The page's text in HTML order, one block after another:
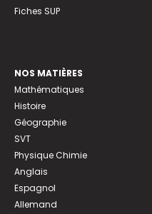
Fiches SUP
NOS MATIÈRES
Mathématiques
Histoire
Géographie
SVT
Physique Chimie
Anglais
Espagnol
Allemand